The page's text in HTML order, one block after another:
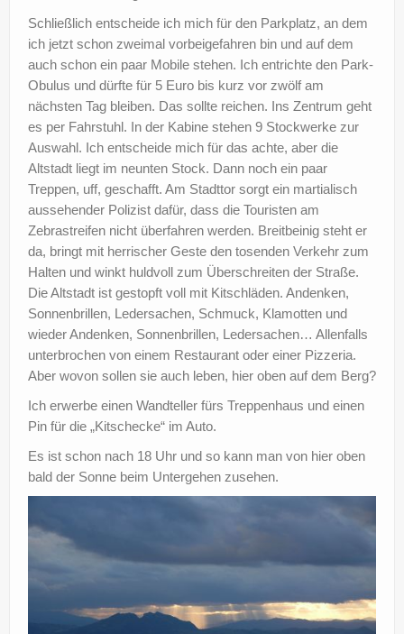
Schließlich entscheide ich mich für den Parkplatz, an dem
ich jetzt schon zweimal vorbeigefahren bin und auf dem
auch schon ein paar Mobile stehen. Ich entrichte den Park-
Obulus und dürfte für 5 Euro bis kurz vor zwölf am
nächsten Tag bleiben. Das sollte reichen. Ins Zentrum geht
es per Fahrstuhl. In der Kabine stehen 9 Stockwerke zur
Auswahl. Ich entscheide mich für das achte, aber die
Altstadt liegt im neunten Stock. Dann noch ein paar
Treppen, uff, geschafft. Am Stadttor sorgt ein martialisch
aussehender Polizist dafür, dass die Touristen am
Zebrastreifen nicht überfahren werden. Breitbeinig steht er
da, bringt mit herrischer Geste den tosenden Verkehr zum
Halten und winkt huldvoll zum Überschreiten der Straße.
Die Altstadt ist gestopft voll mit Kitschläden. Andenken,
Sonnenbrillen, Ledersachen, Schmuck, Klamotten und
wieder Andenken, Sonnenbrillen, Ledersachen… Allenfalls
unterbrochen von einem Restaurant oder einer Pizzeria.
Aber wovon sollen sie auch leben, hier oben auf dem Berg?
Ich erwerbe einen Wandteller fürs Treppenhaus und einen
Pin für die „Kitschecke“ im Auto.
Es ist schon nach 18 Uhr und so kann man von hier oben
bald der Sonne beim Untergehen zusehen.